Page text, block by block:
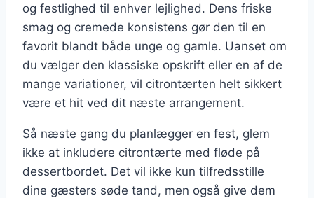
og festlighed til enhver lejlighed. Dens friske
smag og cremede konsistens gør den til en
favorit blandt både unge og gamle. Uanset om
du vælger den klassiske opskrift eller en af de
mange variationer, vil citrontærten helt sikkert
være et hit ved dit næste arrangement.
Så næste gang du planlægger en fest, glem
ikke at inkludere citrontærte med fløde på
dessertbordet. Det vil ikke kun tilfredsstille
dine gæsters søde tand, men også give dem